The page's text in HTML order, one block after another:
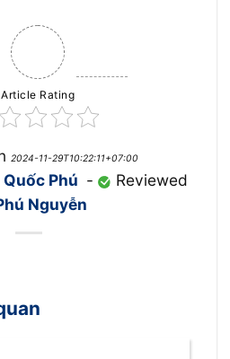
Article Rating
2024-11-29T10:22:11+07:00
Phú -
Reviewed
Nguyễn